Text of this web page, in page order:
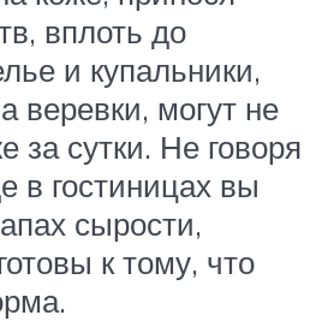
вплоть до
и купальники,
веревки, могут не
за сутки. Не говоря
в гостиницах вы
сырости,
к тому, что